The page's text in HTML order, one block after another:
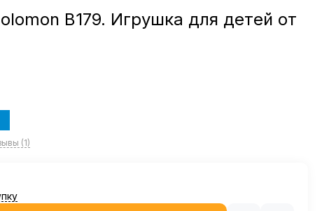
B179. Игрушка для детей от
(1)